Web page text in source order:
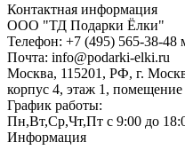
Контактная информация
ООО "ТД Подарки Ёлки"
Телефон: +7 (495) 565-38-48
Почта: info@podarki-elki.ru
Москва, 115201, РФ, г.
корпус 4, этаж 1,
График работы:
Пн,Вт,Ср,Чт,Пт с 9:00 до
Информация